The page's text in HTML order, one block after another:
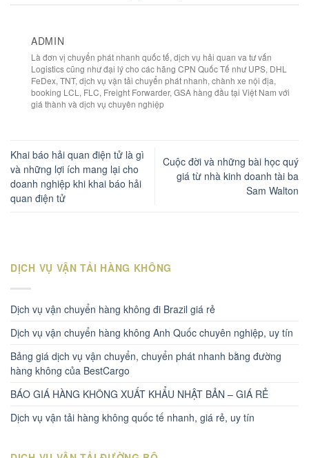
ADMIN
Là đơn vị chuyển phát nhanh quốc tế, dịch vụ hải quan va tư vấn
Logistics cũng như đại lý cho các hãng CPN Quốc Tế như UPS, DHL
FeDex, TNT, dịch vụ vận tải chuyển phát nhanh, chành xe nội địa,
booking LCL, FLC, Freight Forwarder, GSA hàng đầu tại Việt Nam với
giá thành và dịch vụ chuyên nghiệp
Khai báo hải quan điện tử là gì
và những lợi ích mang lại cho
doanh nghiệp khi khai báo hải
quan điện tử
Cuộc đời và những bài học quý
giá từ nhà kinh doanh tài ba
Sam Walton
DỊCH VỤ VẬN TẢI HÀNG KHÔNG
Dịch vụ vận chuyển hàng không đi Brazil giá rẻ
Dịch vụ vận chuyển hàng không Anh Quốc chuyên nghiệp, uy tín
Bảng giá dịch vụ vận chuyển, chuyển phát nhanh bằng đường
hàng không của BestCargo
BÁO GIÁ HÀNG KHÔNG XUẤT KHẨU NHẬT BẢN – GIÁ RẺ
Dịch vụ vận tải hàng không quốc tế nhanh, giá rẻ, uy tín